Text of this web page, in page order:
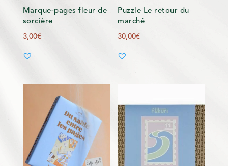
Marque-pages fleur de
sorcière
3,00€
Puzzle Le retour du
marché
30,00€